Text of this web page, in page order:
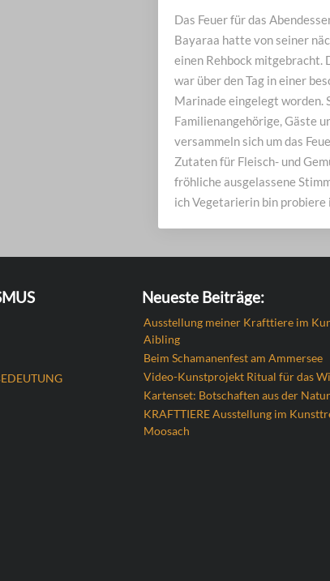
Schutzamulette
Das Feuer für das
Bayaraa hatte von seiner
einen Rehbock mitgebracht.
war über den Tag in einer
Marinade eingelegt worden.
Familienangehörige, Gäste
versammeln sich um das
Zutaten für Fleisch- und
fröhliche ausgelassene
ich Vegetarierin bin probiere
Neueste Beiträge:
Ausstellung meiner Krafttiere im
Aibling
Beim Schamanenfest am Ammersee
Video-Kunstprojekt Ritual für das
Kartenset: Botschaften aus der Natur
KRAFTTIERE Ausstellung im
Moosach